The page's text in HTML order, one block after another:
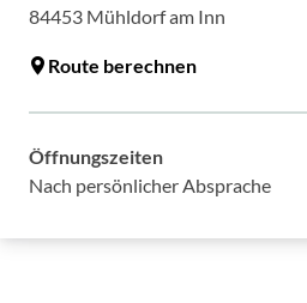
84453 Mühldorf am Inn
Route berechnen
Öffnungszeiten
Nach persönlicher Absprache